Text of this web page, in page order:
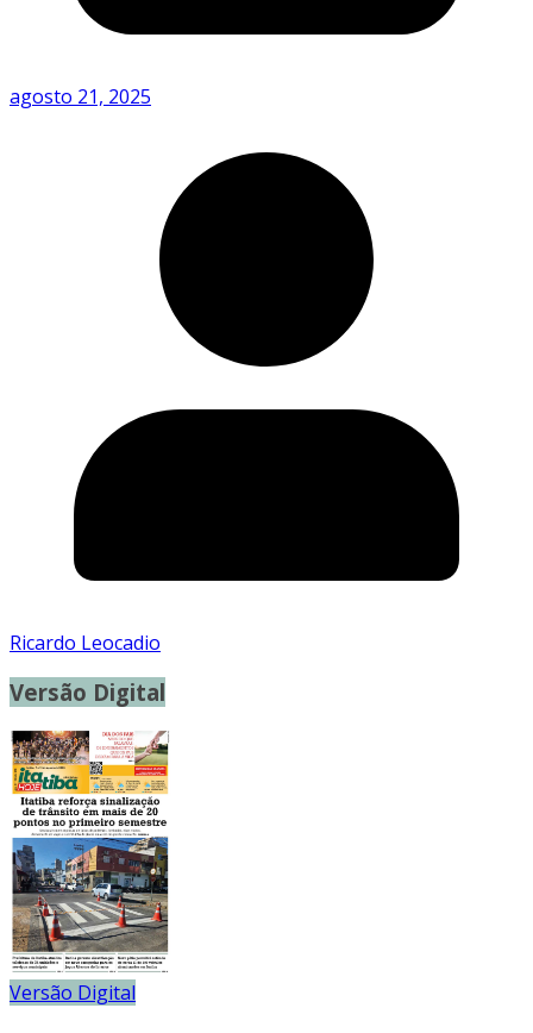
agosto 21, 2025
Ricardo Leocadio
Versão Digital
Versão Digital